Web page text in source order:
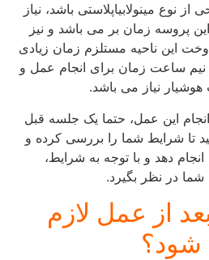
مینولابیاپلاستی باشد، نیاز
زمان بر می باشد و نیز
این ناحیه مستلزم زمان زیادی
ساعت زمان برای انجام عمل و
نیاز می باشد.
این عمل، حتما یک جلسه قبل
شرایط شما را بررسی کرده و
دهد و با توجه به شرایط،
در نظر بگیرد.
از عمل لازم